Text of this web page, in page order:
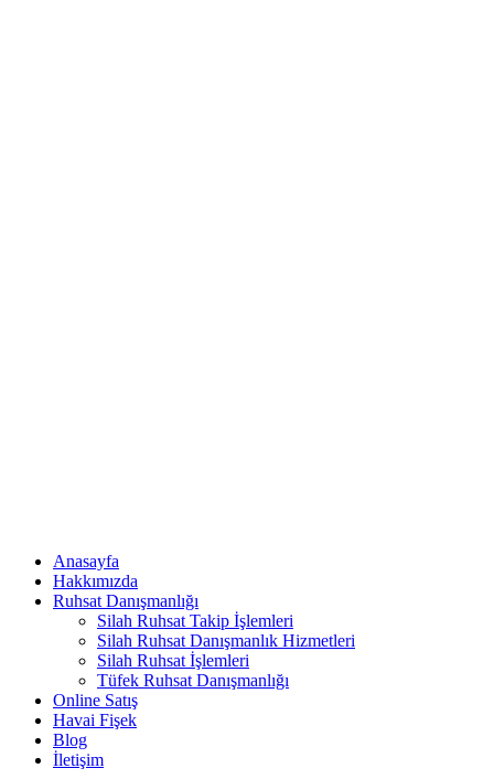
Anasayfa
Hakkımızda
Ruhsat Danışmanlığı
Silah Ruhsat Takip İşlemleri
Silah Ruhsat Danışmanlık Hizmetleri
Silah Ruhsat İşlemleri
Tüfek Ruhsat Danışmanlığı
Online Satış
Havai Fişek
Blog
İletişim